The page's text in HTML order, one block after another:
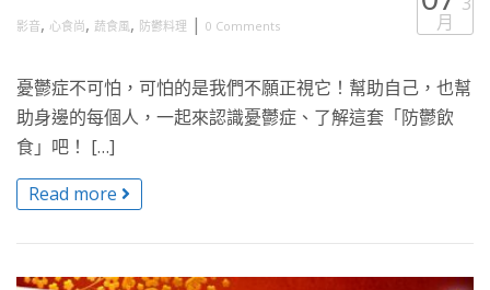
影音, 心食尚, 蔬食風, 防鬱料理 | 0 Comments 月
憂鬱症不可怕，可怕的是我們不願正視它！幫助自己，也幫
助身邊的每個人，一起來認識憂鬱症、了解這套「防鬱飲
食」吧！ […]
Read more